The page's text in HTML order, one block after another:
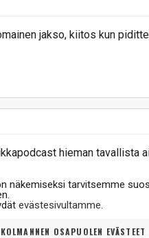
jakso, kiitos kun piditte
hieman tavallista
näkemiseksi tarvitsemme
evästesivultamme.
OSAPUOLEN EVÄSTEET